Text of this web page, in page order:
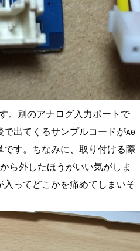
。別のアナログ入力ポートで
出てくるサンプルコードがA0
です。ちなみに、取り付ける際
ら外したほうがいい気がしま
ってどこかを痛めてしまいそ